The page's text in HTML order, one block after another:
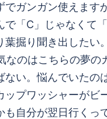
ガンガン使えま
「C」じゃなく
掘り聞き出した
のはこちらの夢
い。悩んでいた
プワッシャーが
自分が翌日行く